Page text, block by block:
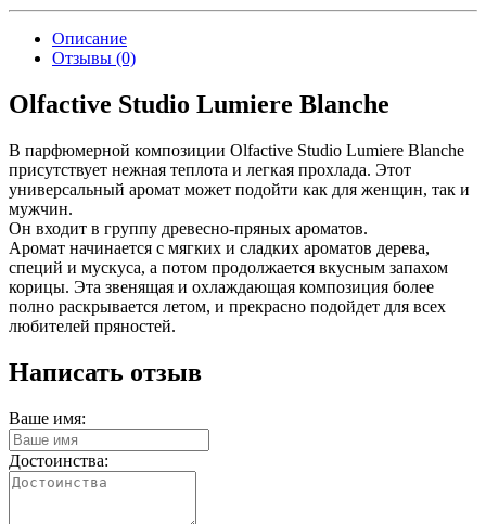
Описание
Отзывы (0)
Olfactive Studio Lumiere Blanche
В парфюмерной композиции Olfactive Studio Lumiere Blanche
присутствует нежная теплота и легкая прохлада. Этот
универсальный аромат может подойти как для женщин, так и
мужчин.
Он входит в группу древесно-пряных ароматов.
Аромат начинается с мягких и сладких ароматов дерева,
специй и мускуса, а потом продолжается вкусным запахом
корицы. Эта звенящая и охлаждающая композиция более
полно раскрывается летом, и прекрасно подойдет для всех
любителей пряностей.
Написать отзыв
Ваше имя:
Достоинства: